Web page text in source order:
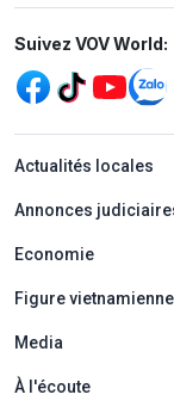
Mạng xã hội
Suivez VOV World:
menu
Actualités locales
Annonces
Economie
Figure vietnamienne
Media
À l'écoute